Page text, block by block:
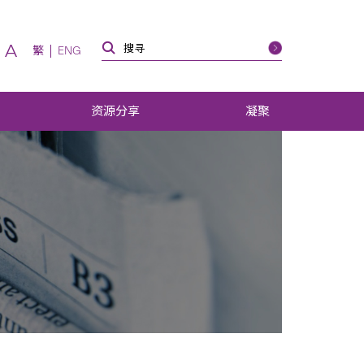
A 繁 ENG
资源分享 凝聚